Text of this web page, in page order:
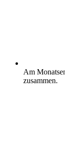
Am
zusammen.